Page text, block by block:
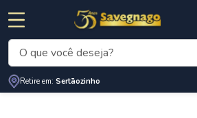
O que você deseja?
Retire em: Sertãozinho
Termos mais buscados